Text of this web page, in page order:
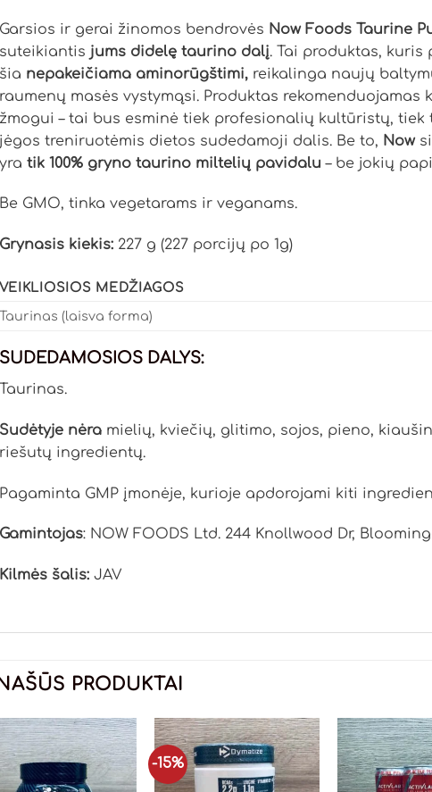
ir gerai žinomos bendrovės Now Foods Taurine
jums didelę taurino dalį. Tai produktas,
nepakeičiama aminorūgštimi,reikalinga naujų
masės vystymąsi. Produktas rekomenduojamas
– tai bus esminė tiek profesionalių kultūristų,
treniruotėmis dietos sudedamoji dalis. Be to, Now
tik 100% gryno taurino miltelių pavidalu – be jokių
GMO, tinka vegetarams ir veganams.
kiekis:227 g (227 porcijų po 1g)
MEDŽIAGOS
(laisva forma)
DALYS:
nėramielių, kviečių, glitimo, sojos, pieno,
ingredientų.
GMP įmonėje, kurioje apdorojami kiti
: NOW FOODS Ltd. 244 Knollwood Dr,
šalis: JAV
PRODUKTAI
-15%